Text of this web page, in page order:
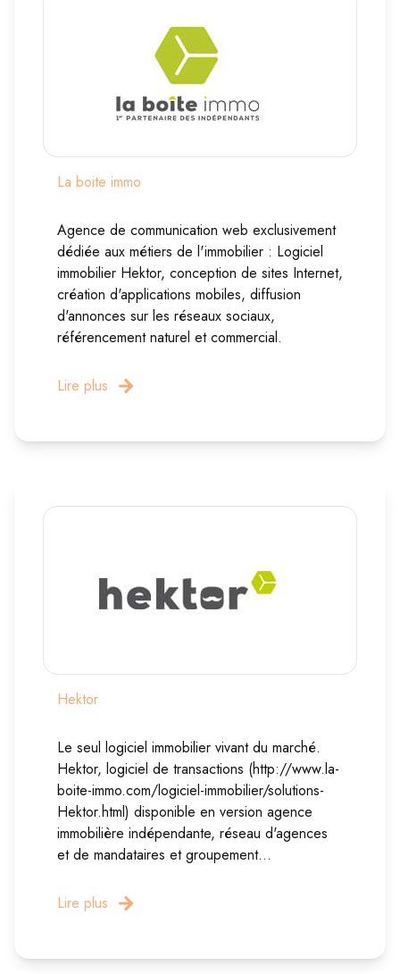
La boite immo
Agence de communication web exclusivement
dédiée aux métiers de l'immobilier : Logiciel
immobilier Hektor, conception de sites Internet,
création d'applications mobiles, diffusion
d'annonces sur les réseaux sociaux,
référencement naturel et commercial.
Lire plus
Hektor
Le seul logiciel immobilier vivant du marché.
Hektor, logiciel de transactions (http://www.la-
boite-immo.com/logiciel-immobilier/solutions-
Hektor.html) disponible en version agence
immobilière indépendante, réseau d'agences
et de mandataires et groupement...
Lire plus